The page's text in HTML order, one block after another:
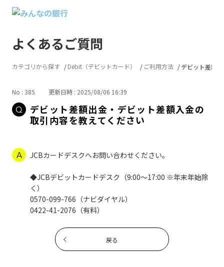
よくあるご質問
カテゴリから探す Debit（デビットカード） ご利用方法 デビット差額
No : 385 更新日時 : 2025/08/06 16:39
デビット差額出金・デビット差額入金の
取引内容を教えてください
JCBカードデスクへお問い合わせください。
◆JCBデビットカードデスク（9:00～17:00 ※年末年始除
く）
0570-099-766（ナビダイヤル）
0422-41-2076（有料）
戻る